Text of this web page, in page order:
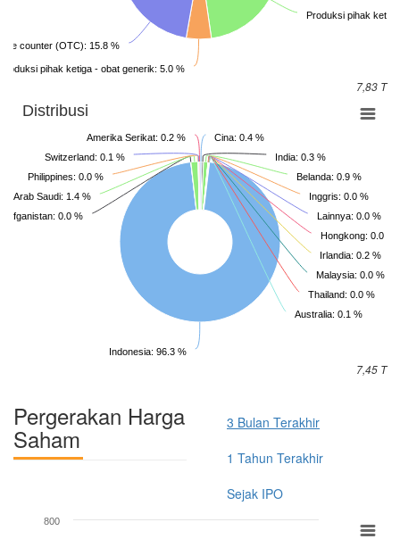
Produksi pihak
Produksi pihak ketiga - obat generik: 5.0 %
the counter (OTC): 15.8 %
7,83 T
Distribusi
Cina: 0.4 %
India: 0.3 %
Belanda: 0.9 %
Inggris: 0.0 %
Lainnya: 0.0 %
Hongkong: 0.0 %
Irlandia: 0.2 %
Malaysia: 0.0 %
Thailand: 0.0 %
Australia: 0.1 %
Indonesia: 96.3 %
Afganistan: 0.0 %
Arab Saudi: 1.4 %
Philippines: 0.0 %
Switzerland: 0.1 %
Amerika Serikat: 0.2 %
7,45 T
Pergerakan Harga
Saham
3 Bulan Terakhir
1 Tahun Terakhir
Sejak IPO
800